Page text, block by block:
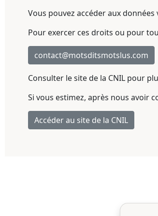
Vous pouvez accéder aux
Pour exercer ces droits ou pour
contact@motsditsmotslus.com
Consulter le site de la CNIL pour
Si vous estimez, après nous avoir
Accéder au site de la CNIL